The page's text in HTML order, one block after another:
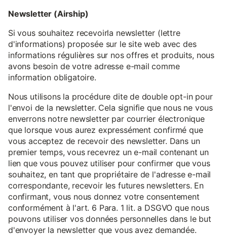
Newsletter (Airship)
Si vous souhaitez recevoirla newsletter (lettre
d'informations) proposée sur le site web avec des
informations régulières sur nos offres et produits, nous
avons besoin de votre adresse e-mail comme
information obligatoire.
Nous utilisons la procédure dite de double opt-in pour
l'envoi de la newsletter. Cela signifie que nous ne vous
enverrons notre newsletter par courrier électronique
que lorsque vous aurez expressément confirmé que
vous acceptez de recevoir des newsletter. Dans un
premier temps, vous recevrez un e-mail contenant un
lien que vous pouvez utiliser pour confirmer que vous
souhaitez, en tant que propriétaire de l'adresse e-mail
correspondante, recevoir les futures newsletters. En
confirmant, vous nous donnez votre consentement
conformément à l'art. 6 Para. 1 lit. a DSGVO que nous
pouvons utiliser vos données personnelles dans le but
d'envoyer la newsletter que vous avez demandée.